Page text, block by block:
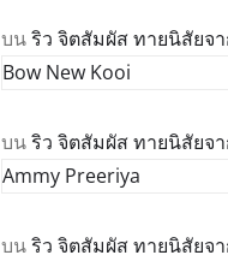
บนริว จิตสัมผัส ทายนิสัยจ
Bow New Kooi
บนริว จิตสัมผัส ทายนิสัยจ
Ammy Preeriya
บนริว จิตสัมผัส ทายนิสัยจ